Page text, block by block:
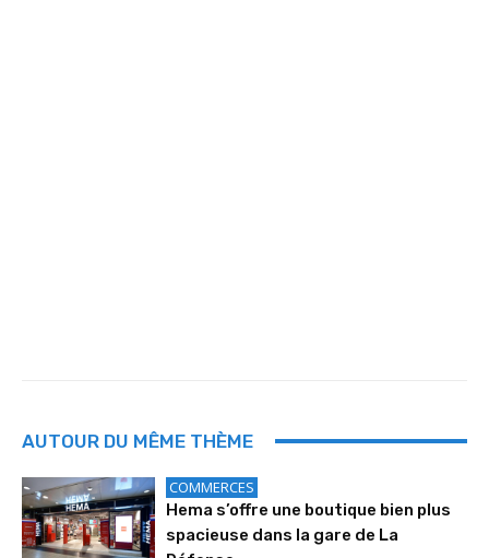
AUTOUR DU MÊME THÈME
COMMERCES
Hema s’offre une boutique bien plus
spacieuse dans la gare de La